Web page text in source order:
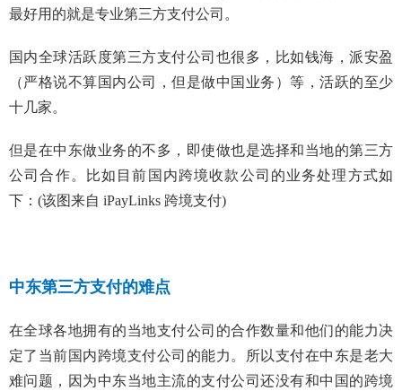
最好用的就是专业第三方支付公司。
国内全球活跃度第三方支付公司也很多，比如钱海，派安盈
（严格说不算国内公司，但是做中国业务）等，活跃的至少
十几家。
但是在中东做业务的不多，即使做也是选择和当地的第三方
公司合作。比如目前国内跨境收款公司的业务处理方式如
下：(该图来自 iPayLinks 跨境支付)
中东第三方支付的难点
在全球各地拥有的当地支付公司的合作数量和他们的能力决
定了当前国内跨境支付公司的能力。所以支付在中东是老大
难问题，因为中东当地主流的支付公司还没有和中国的跨境